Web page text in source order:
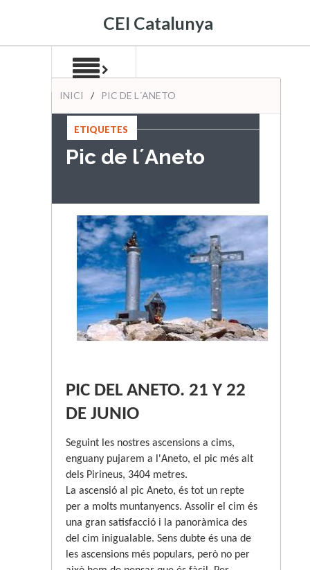
CEI Catalunya
INICI / PIC DE L´ANETO
ETIQUETES
:
Pic de l´Aneto
PIC DEL ANETO. 21 Y 22
DE JUNIO
Seguint les nostres ascensions a cims,
enguany pujarem a l'Aneto, el pic més alt
dels Pirineus, 3404 metres.
La ascensió al pic Aneto, és tot un repte
per a molts muntanyencs. Assolir el cim és
una gran satisfacció i la panoràmica des
del cim inigualable. Sens dubte és una de
les ascensions més populars, però no per